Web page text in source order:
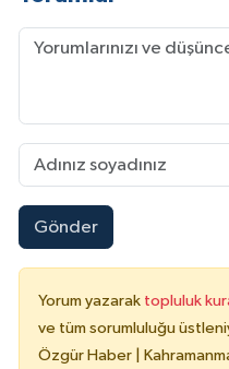
Gönder
Yorum yazarak topluluk
ve tüm sorumluluğu
Özgür Haber |